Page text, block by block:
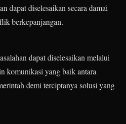
dapat diselesaikan secara damai
berkepanjangan.
dapat diselesaikan melalui
komunikasi yang baik antara
demi terciptanya solusi yang